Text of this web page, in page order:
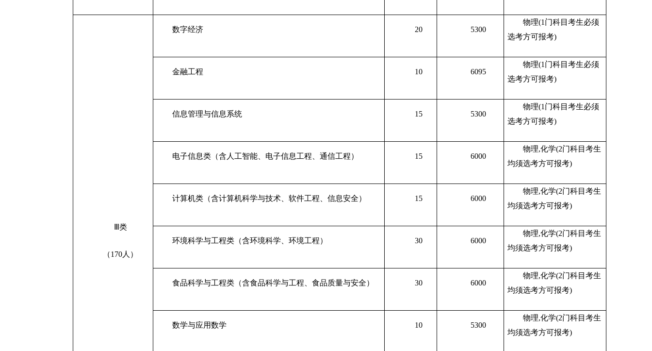
Ⅲ类
（170人）
数字经济 20 5300
物理(1门科目考生必须
选考方可报考)
金融工程 10 6095
物理(1门科目考生必须
选考方可报考)
信息管理与信息系统 15 5300
物理(1门科目考生必须
选考方可报考)
电子信息类（含人工智能、电子信息工程、通信工程） 15 6000
物理,化学(2门科目考生
均须选考方可报考)
计算机类（含计算机科学与技术、软件工程、信息安全） 15 6000
物理,化学(2门科目考生
均须选考方可报考)
环境科学与工程类（含环境科学、环境工程） 30 6000
物理,化学(2门科目考生
均须选考方可报考)
食品科学与工程类（含食品科学与工程、食品质量与安全） 30 6000
物理,化学(2门科目考生
均须选考方可报考)
数学与应用数学 10 5300
物理,化学(2门科目考生
均须选考方可报考)